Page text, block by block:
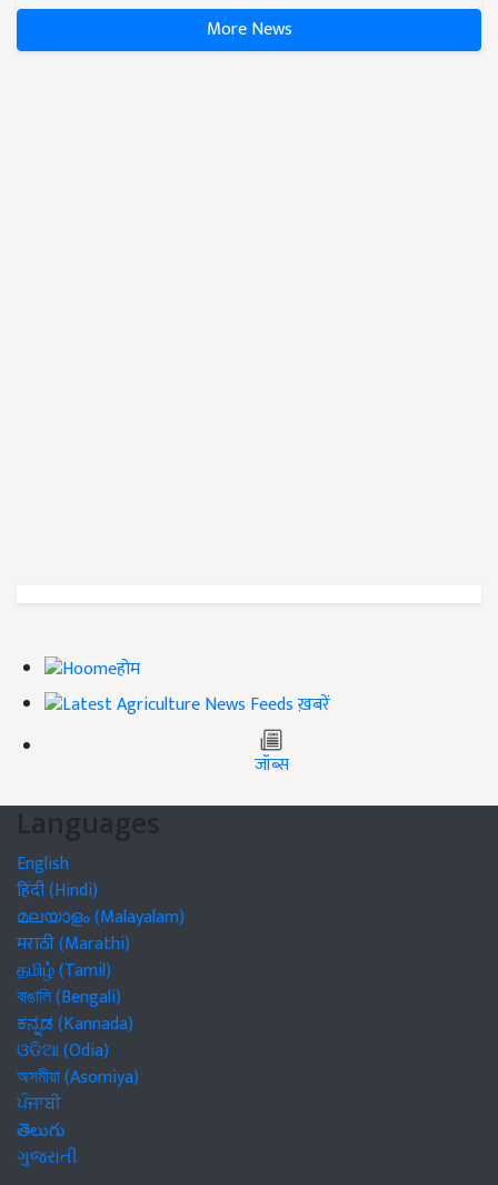
More News
होम
ख़बरें
जॉब्स
Languages
English
हिंदी (Hindi)
മലയാളം (Malayalam)
मराठी (Marathi)
தமிழ் (Tamil)
বাঙালি (Bengali)
ಕನ್ನಡ (Kannada)
ଓଡିଆ (Odia)
অসমীয়া (Asomiya)
ਪੰਜਾਬੀ
తెలుగు
ગુજરાતી